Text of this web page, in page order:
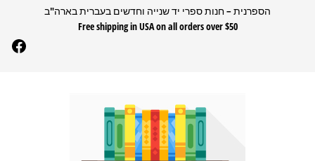
הספרנית – חנות ספרי יד שנייה וחדשים בעברית בארה"ב
Free shipping in USA on all orders over $50